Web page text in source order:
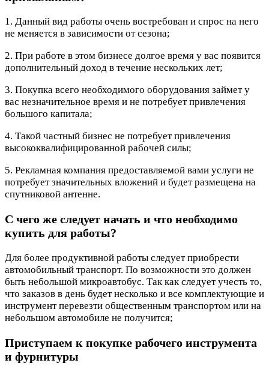
1. Данный вид работы очень востребован и спрос на него
не меняется в зависимости от сезона;
2. При работе в этом бизнесе долгое время у вас появится
дополнительный доход в течение нескольких лет;
3. Покупка всего необходимого оборудования займет у
вас незначительное время и не потребует привлечения
большого капитала;
4. Такой частный бизнес не потребует привлечения
высококвалифицированной рабочей силы;
5. Рекламная компания предоставляемой вами услуги не
потребует значительных вложений и будет размещена на
спутниковой антенне.
С чего же следует начать и что необходимо
купить для работы?
Для более продуктивной работы следует приобрести
автомобильный транспорт. По возможности это должен
быть небольшой микроавтобус. Так как следует учесть то,
что заказов в день будет несколько и все комплектующие и
инструмент перевезти общественным транспортом или на
небольшом автомобиле не получится;
Приступаем к покупке рабочего инструмента
и фурнитуры